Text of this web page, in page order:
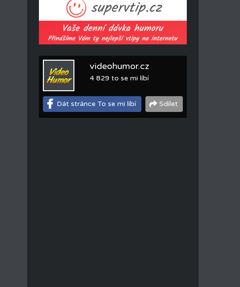
videohumor.cz
4 829 to se mi líbí
Dát stránce To se mi líbí Sdílet